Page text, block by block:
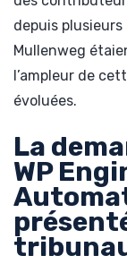
depuis
Mullenweg
l’ampleur de
évoluées.
La
WP